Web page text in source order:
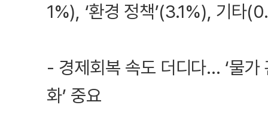
1%), ‘환경 정책’(3.1%), 기타
- 경제회복 속도 더디다... ‘물가
화’ 중요